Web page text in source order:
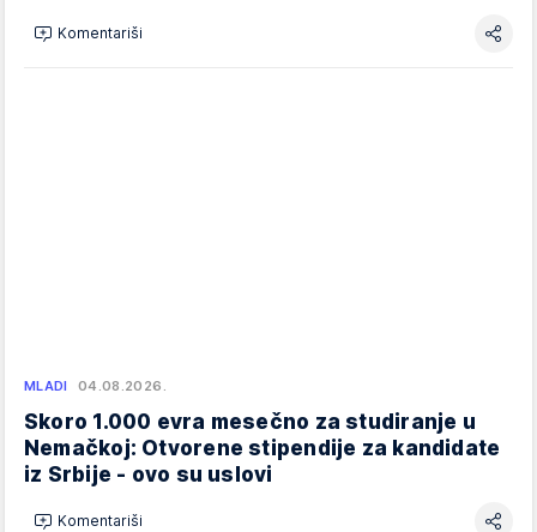
Komentariši
MLADI 04.08.2026.
Skoro 1.000 evra mesečno za studiranje u
Nemačkoj: Otvorene stipendije za kandidate
iz Srbije - ovo su uslovi
Komentariši